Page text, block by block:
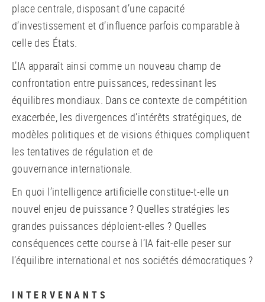
place centrale, disposant d’une capacité
d’investissement et d’influence parfois comparable à
celle des États.
L’IA apparaît ainsi comme un nouveau champ de
confrontation entre puissances, redessinant les
équilibres mondiaux. Dans ce contexte de compétition
exacerbée, les divergences d’intérêts stratégiques, de
modèles politiques et de visions éthiques compliquent
les tentatives de régulation et de
gouvernance internationale.
En quoi l’intelligence artificielle constitue-t-elle un
nouvel enjeu de puissance ? Quelles stratégies les
grandes puissances déploient-elles ? Quelles
conséquences cette course à l’IA fait-elle peser sur
l’équilibre international et nos sociétés démocratiques ?
INTERVENANTS